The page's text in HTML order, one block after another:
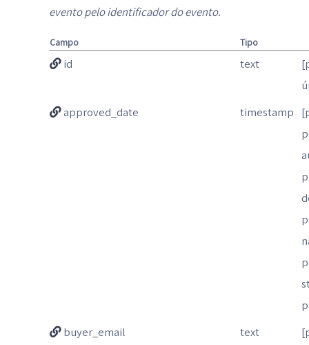
evento pelo identificador do evento.
Campo Tipo
id text
approved_date
timestamp
buyer_email
text